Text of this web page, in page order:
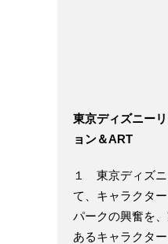
東京ディズニー
ョン＆ART
１ 東京ディズニ
て、キャラクタ
パークの興奮を
あるキャラクタ